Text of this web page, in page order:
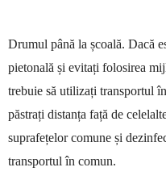
Drumul până la școală. Dacă
pietonală și evitați folosirea
trebuie să utilizați transportul
păstrați distanța față de
suprafețelor comune și
transportul în comun.